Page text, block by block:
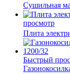
Сушильная
просмотр
Плита
Быстрый